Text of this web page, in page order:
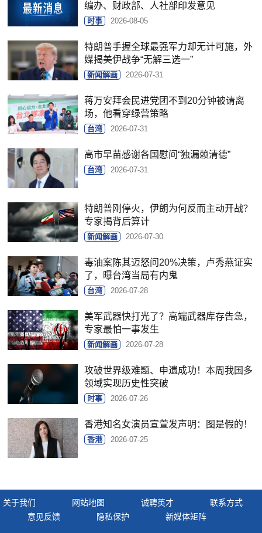
编办、财政部、人社部印发意见
时事 2026-08-05
特朗普手握全球最强军力却无计可施，外
媒揭美伊战争“无解三选一”
新闻解画 2026-07-31
蒋万安拜会民进党团不到20分钟被请离
场，他看穿绿营策略
台湾 2026-07-31
高市早苗感谢各国慰问“独漏赖清德”
台湾 2026-07-31
特朗普刚停火，伊朗为何反而主动开战？
专家揭背后算计
新闻解画 2026-07-30
毒油案陈其迈怒问20%决策，卢秀燕证实
了，曝台湾当局有内鬼
台湾 2026-07-28
美军武器快打光了？高端武器库存告急，
专家最怕一事发生
新闻解画 2026-07-28
攻破世界级难题、申遗成功！本周我国多
领域实现历史性突破
时事 2026-07-26
香港知名女演员宣萱发声明：图是假的！
香港 2026-07-25
关于我们 网站地图 诚聘英才
联系方式
意见反馈
隐私保护 新媒体矩阵